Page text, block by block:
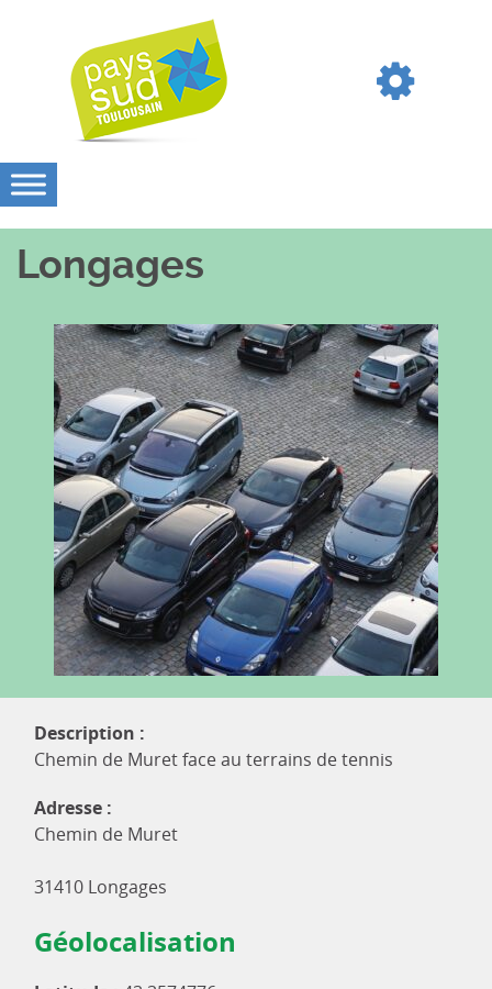
Longages
Description :
Chemin de Muret face au terrains de tennis
Adresse :
Chemin de Muret
31410 Longages
Géolocalisation